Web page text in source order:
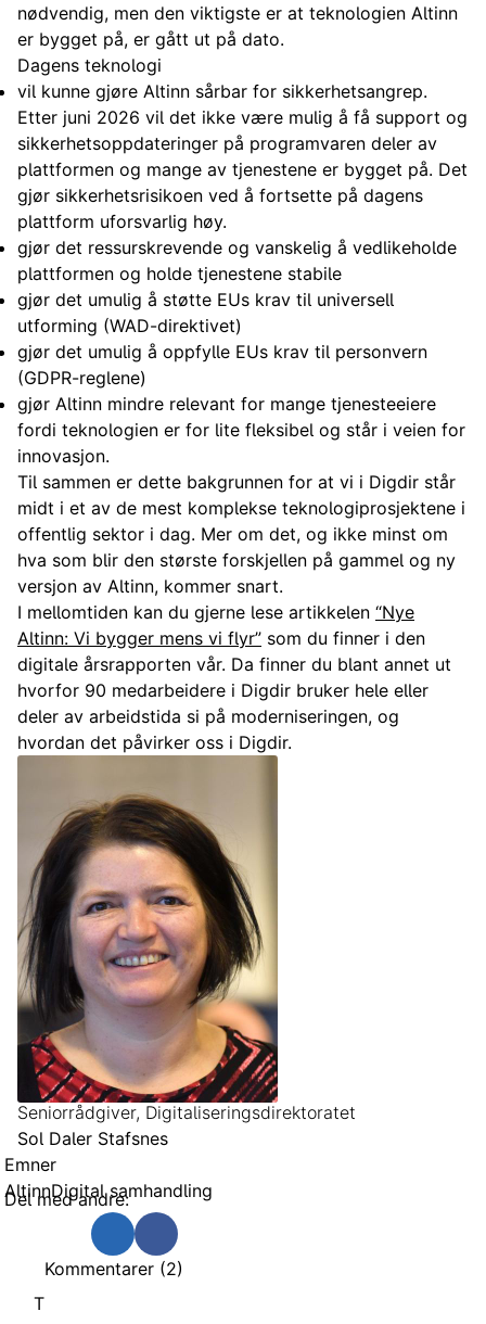
nødvendig, men den viktigste er at teknologien Altinn
er bygget på, er gått ut på dato.
Dagens teknologi
vil kunne gjøre Altinn sårbar for sikkerhetsangrep.
Etter juni 2026 vil det ikke være mulig å få support og
sikkerhetsoppdateringer på programvaren deler av
plattformen og mange av tjenestene er bygget på. Det
gjør sikkerhetsrisikoen ved å fortsette på dagens
plattform uforsvarlig høy.
gjør det ressurskrevende og vanskelig å vedlikeholde
plattformen og holde tjenestene stabile
gjør det umulig å støtte EUs krav til universell
utforming (WAD-direktivet)
gjør det umulig å oppfylle EUs krav til personvern
(GDPR-reglene)
gjør Altinn mindre relevant for mange tjenesteeiere
fordi teknologien er for lite fleksibel og står i veien for
innovasjon.
Til sammen er dette bakgrunnen for at vi i Digdir står
midt i et av de mest komplekse teknologiprosjektene i
offentlig sektor i dag. Mer om det, og ikke minst om
hva som blir den største forskjellen på gammel og ny
versjon av Altinn, kommer snart.
I mellomtiden kan du gjerne lese artikkelen “Nye
Altinn: Vi bygger mens vi flyr” som du finner i den
digitale årsrapporten vår. Da finner du blant annet ut
hvorfor 90 medarbeidere i Digdir bruker hele eller
deler av arbeidstida si på moderniseringen, og
hvordan det påvirker oss i Digdir.
Seniorrådgiver, Digitaliseringsdirektoratet
Sol Daler Stafsnes
Emner
AltinnDigital samhandling
Del med andre:
Send som e-post
Del på TwitterDel på Linkedin
Del på Facebook
Kommentarer (2)
T